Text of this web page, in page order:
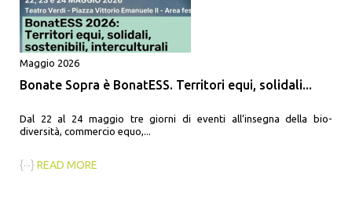
Maggio 2026
Bonate Sopra è BonatESS. Territori equi, solidali...
Dal 22 al 24 maggio tre giorni di eventi all’insegna della bio-
diversità, commercio equo,...
{···} READ MORE